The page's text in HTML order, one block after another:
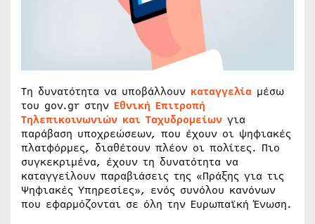
Τη δυνατότητα να υποβάλλουν καταγγελία μέσω
του gov.gr στην Εθνική Επιτροπή
Τηλεπικοινωνιών και Ταχυδρομείων για
παράβαση υποχρεώσεων, που έχουν οι ψηφιακές
πλατφόρμες, διαθέτουν πλέον οι πολίτες. Πιο
συγκεκριμένα, έχουν τη δυνατότητα να
καταγγείλουν παραβιάσεις της «Πράξης για τις
Ψηφιακές Υπηρεσίες», ενός συνόλου κανόνων
που εφαρμόζονται σε όλη την Ευρωπαϊκή Ένωση.